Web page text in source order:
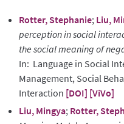
Rotter, Stephanie; Liu,
perception in social
the social meaning of
In: Language in Social
Management, Social
Interaction [DOI] [ViVo]
Liu, Mingya; Rotter,